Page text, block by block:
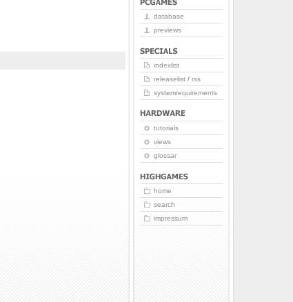
database
previews
indexlist
releaselist / rss
systemrequirements
tutorials
views
glossar
home
search
impressum